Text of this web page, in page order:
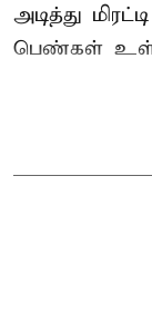
அடித்து
பெண்கள்